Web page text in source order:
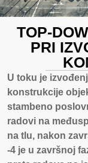
TOP-
PRI
U toku je
konstrukcije
stambeno
radovi na
na tlu, nakon
-4 je u završnoj